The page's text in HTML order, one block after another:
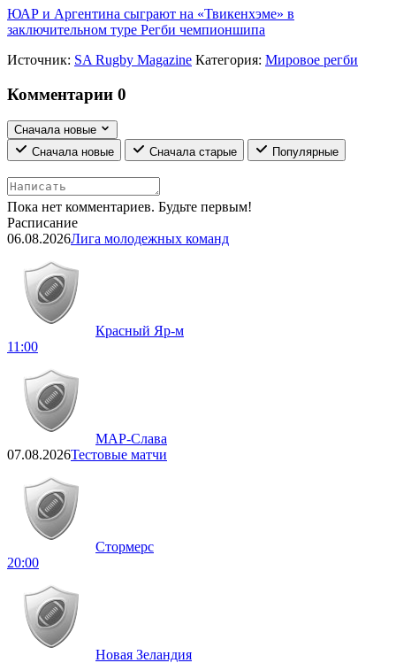
ЮАР и Аргентина сыграют на «Твикенхэме» в
заключительном туре Регби чемпионшипа
Источник: SA Rugby Magazine Категория: Мировое регби
Комментарии 0
Сначала новые
Сначала новые
Сначала старые Популярные
Пока нет комментариев. Будьте первым!
Расписание
06.08.2026Лига молодежных команд
Красный Яр-м
11:00
МАР-Слава
07.08.2026Тестовые матчи
Стормерс
20:00
Новая Зеландия